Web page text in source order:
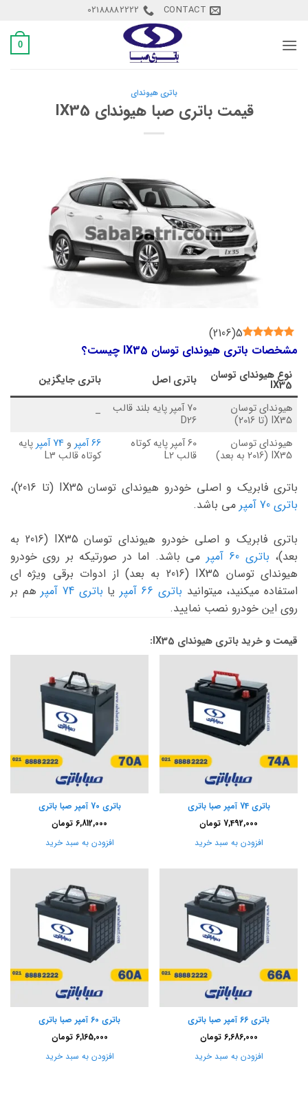
content
CONTACT
02188882222
0
باتری هیوندای
قیمت باتری صبا هیوندای IX35
5
(
2106
)
مشخصات باتری هیوندای توسان IX35 چیست؟
نوع هیوندای توسان
IX35 باتری اصل
باتری جایگزین
هیوندای توسان
IX35 (تا 2016)
70 آمپر پایه بلند قالب
D26
–
هیوندای توسان
IX35 (2016 به بعد)
60 آمپر پایه کوتاه
قالب L2
66 آمپر و 74 آمپر پایه
کوتاه قالب L3
باتری فابریک و اصلی خودرو هیوندای توسان IX35 (تا 2016)،
باتری 70 آمپر
می باشد.
باتری فابریک و اصلی خودرو هیوندای توسان IX35 (2016 به
بعد)، باتری 60 آمپر
می باشد. اما در صورتیکه بر روی خودرو
هیوندای توسان IX35 (2016 به بعد) از ادوات برقی ویژه ای
استفاده میکنید، میتوانید باتری 66 آمپر یا باتری 74 آمپر
هم بر
روی این خودرو نصب نمایید.
قیمت و خرید باتری هیوندای IX35:
باتری 74 آمپر صبا باتری
7,492,000 تومان
افزودن به سبد خرید
باتری 70 آمپر صبا باتری
6,812,000 تومان
افزودن به سبد خرید
باتری 66 آمپر صبا باتری
6,686,000 تومان
افزودن به سبد خرید
باتری 60 آمپر صبا باتری
6,165,000 تومان
افزودن به سبد خرید